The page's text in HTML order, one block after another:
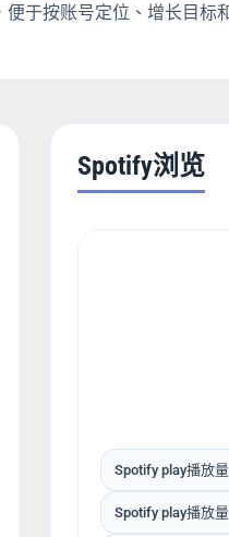
于按账号定位、增长目标
Spotify浏览
Spotify play播放量
Spotify play播放